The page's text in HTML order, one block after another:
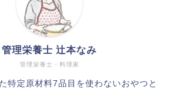
管理栄養士・料理家
管理栄養士 辻本なみ
特定原材料7品目を使わないおやつと